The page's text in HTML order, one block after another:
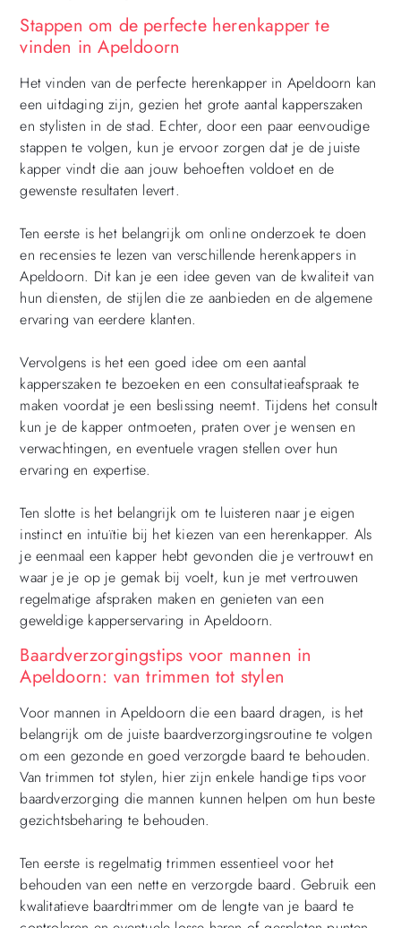
Stappen om de perfecte herenkapper te
vinden in Apeldoorn
Het vinden van de perfecte herenkapper in Apeldoorn kan
een uitdaging zijn, gezien het grote aantal kapperszaken
en stylisten in de stad. Echter, door een paar eenvoudige
stappen te volgen, kun je ervoor zorgen dat je de juiste
kapper vindt die aan jouw behoeften voldoet en de
gewenste resultaten levert.
Ten eerste is het belangrijk om online onderzoek te doen
en recensies te lezen van verschillende herenkappers in
Apeldoorn. Dit kan je een idee geven van de kwaliteit van
hun diensten, de stijlen die ze aanbieden en de algemene
ervaring van eerdere klanten.
Vervolgens is het een goed idee om een aantal
kapperszaken te bezoeken en een consultatieafspraak te
maken voordat je een beslissing neemt. Tijdens het consult
kun je de kapper ontmoeten, praten over je wensen en
verwachtingen, en eventuele vragen stellen over hun
ervaring en expertise.
Ten slotte is het belangrijk om te luisteren naar je eigen
instinct en intuïtie bij het kiezen van een herenkapper. Als
je eenmaal een kapper hebt gevonden die je vertrouwt en
waar je je op je gemak bij voelt, kun je met vertrouwen
regelmatige afspraken maken en genieten van een
geweldige kapperservaring in Apeldoorn.
Baardverzorgingstips voor mannen in
Apeldoorn: van trimmen tot stylen
Voor mannen in Apeldoorn die een baard dragen, is het
belangrijk om de juiste baardverzorgingsroutine te volgen
om een gezonde en goed verzorgde baard te behouden.
Van trimmen tot stylen, hier zijn enkele handige tips voor
baardverzorging die mannen kunnen helpen om hun beste
gezichtsbeharing te behouden.
Ten eerste is regelmatig trimmen essentieel voor het
behouden van een nette en verzorgde baard. Gebruik een
kwalitatieve baardtrimmer om de lengte van je baard te